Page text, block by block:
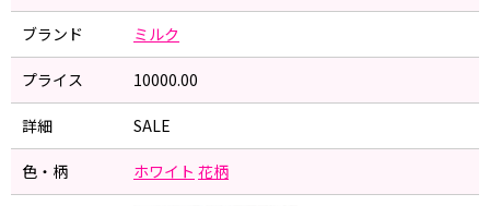
ブランド ミルク
プライス 10000.00
詳細 SALE
色・柄 ホワイト 花柄